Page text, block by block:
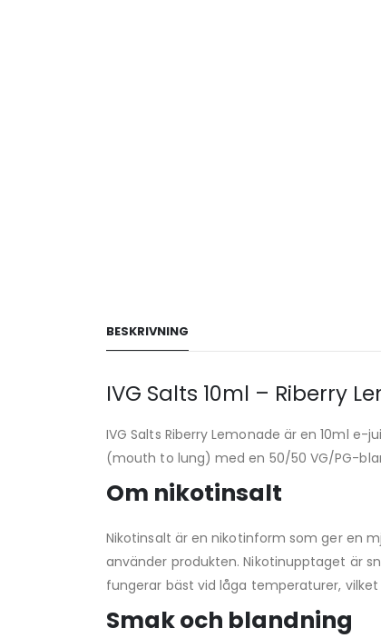
BESKRIVNING
IVG Salts 10ml – Riberry
IVG Salts Riberry Lemonade är en 10ml
(mouth to lung) med en 50/50 VG/PG-
Om nikotinsalt
Nikotinsalt är en nikotinform som ger en
använder produkten. Nikotinupptaget är
fungerar bäst vid låga temperaturer,
Smak och blandning